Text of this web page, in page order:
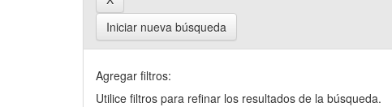
Iniciar nueva búsqueda
Agregar filtros:
Utilice filtros para refinar los resultados de la búsqueda.